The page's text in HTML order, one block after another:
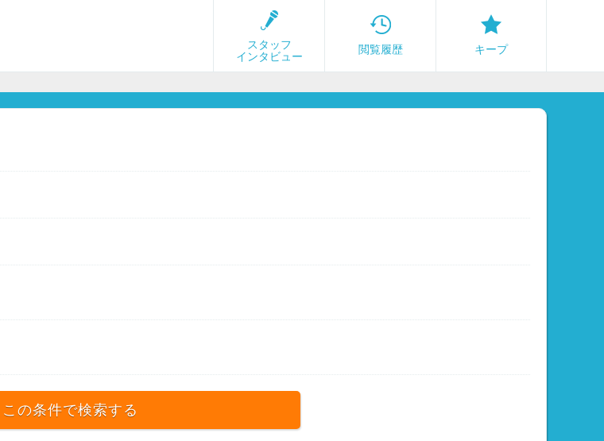
スタッフ
インタビュー
閲覧履歴 キープ
この条件で検索する